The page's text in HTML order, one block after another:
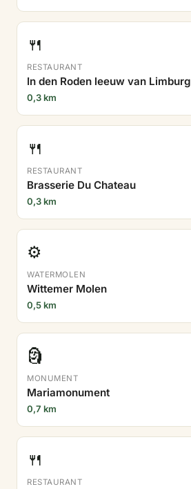
🍴
RESTAURANT
In den Roden leeuw van Limburg
0,3 km
🍴
RESTAURANT
Brasserie Du Chateau
0,3 km
⚙️
WATERMOLEN
Wittemer Molen
0,5 km
🗿
MONUMENT
Mariamonument
0,7 km
🍴
RESTAURANT